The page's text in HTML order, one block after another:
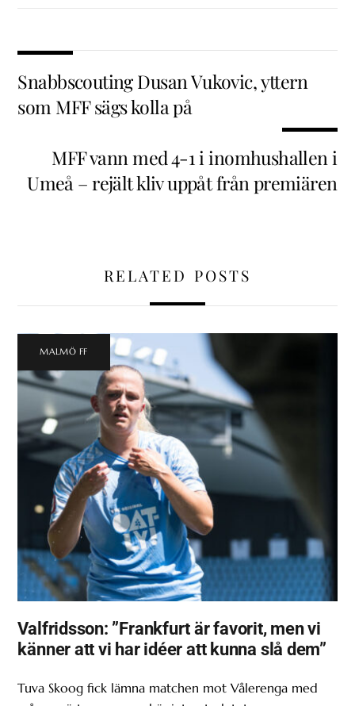
Snabbscouting Dusan Vukovic, yttern
som MFF sägs kolla på
MFF vann med 4-1 i inomhushallen i
Umeå – rejält kliv uppåt från premiären
RELATED POSTS
MALMÖ FF
Valfridsson: ”Frankfurt är favorit, men vi
känner att vi har idéer att kunna slå dem”
Tuva Skoog fick lämna matchen mot Vålerenga med